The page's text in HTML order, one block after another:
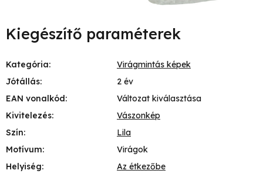
Kiegészítő paraméterek
Kategória:
Virágmintás képek
Jótállás:
2 év
EAN vonalkód:
Változat kiválasztása
Kivitelezés:
Vászonkép
Szín:
Lila
Motívum:
Virágok
Helyiség:
Az étkezőbe